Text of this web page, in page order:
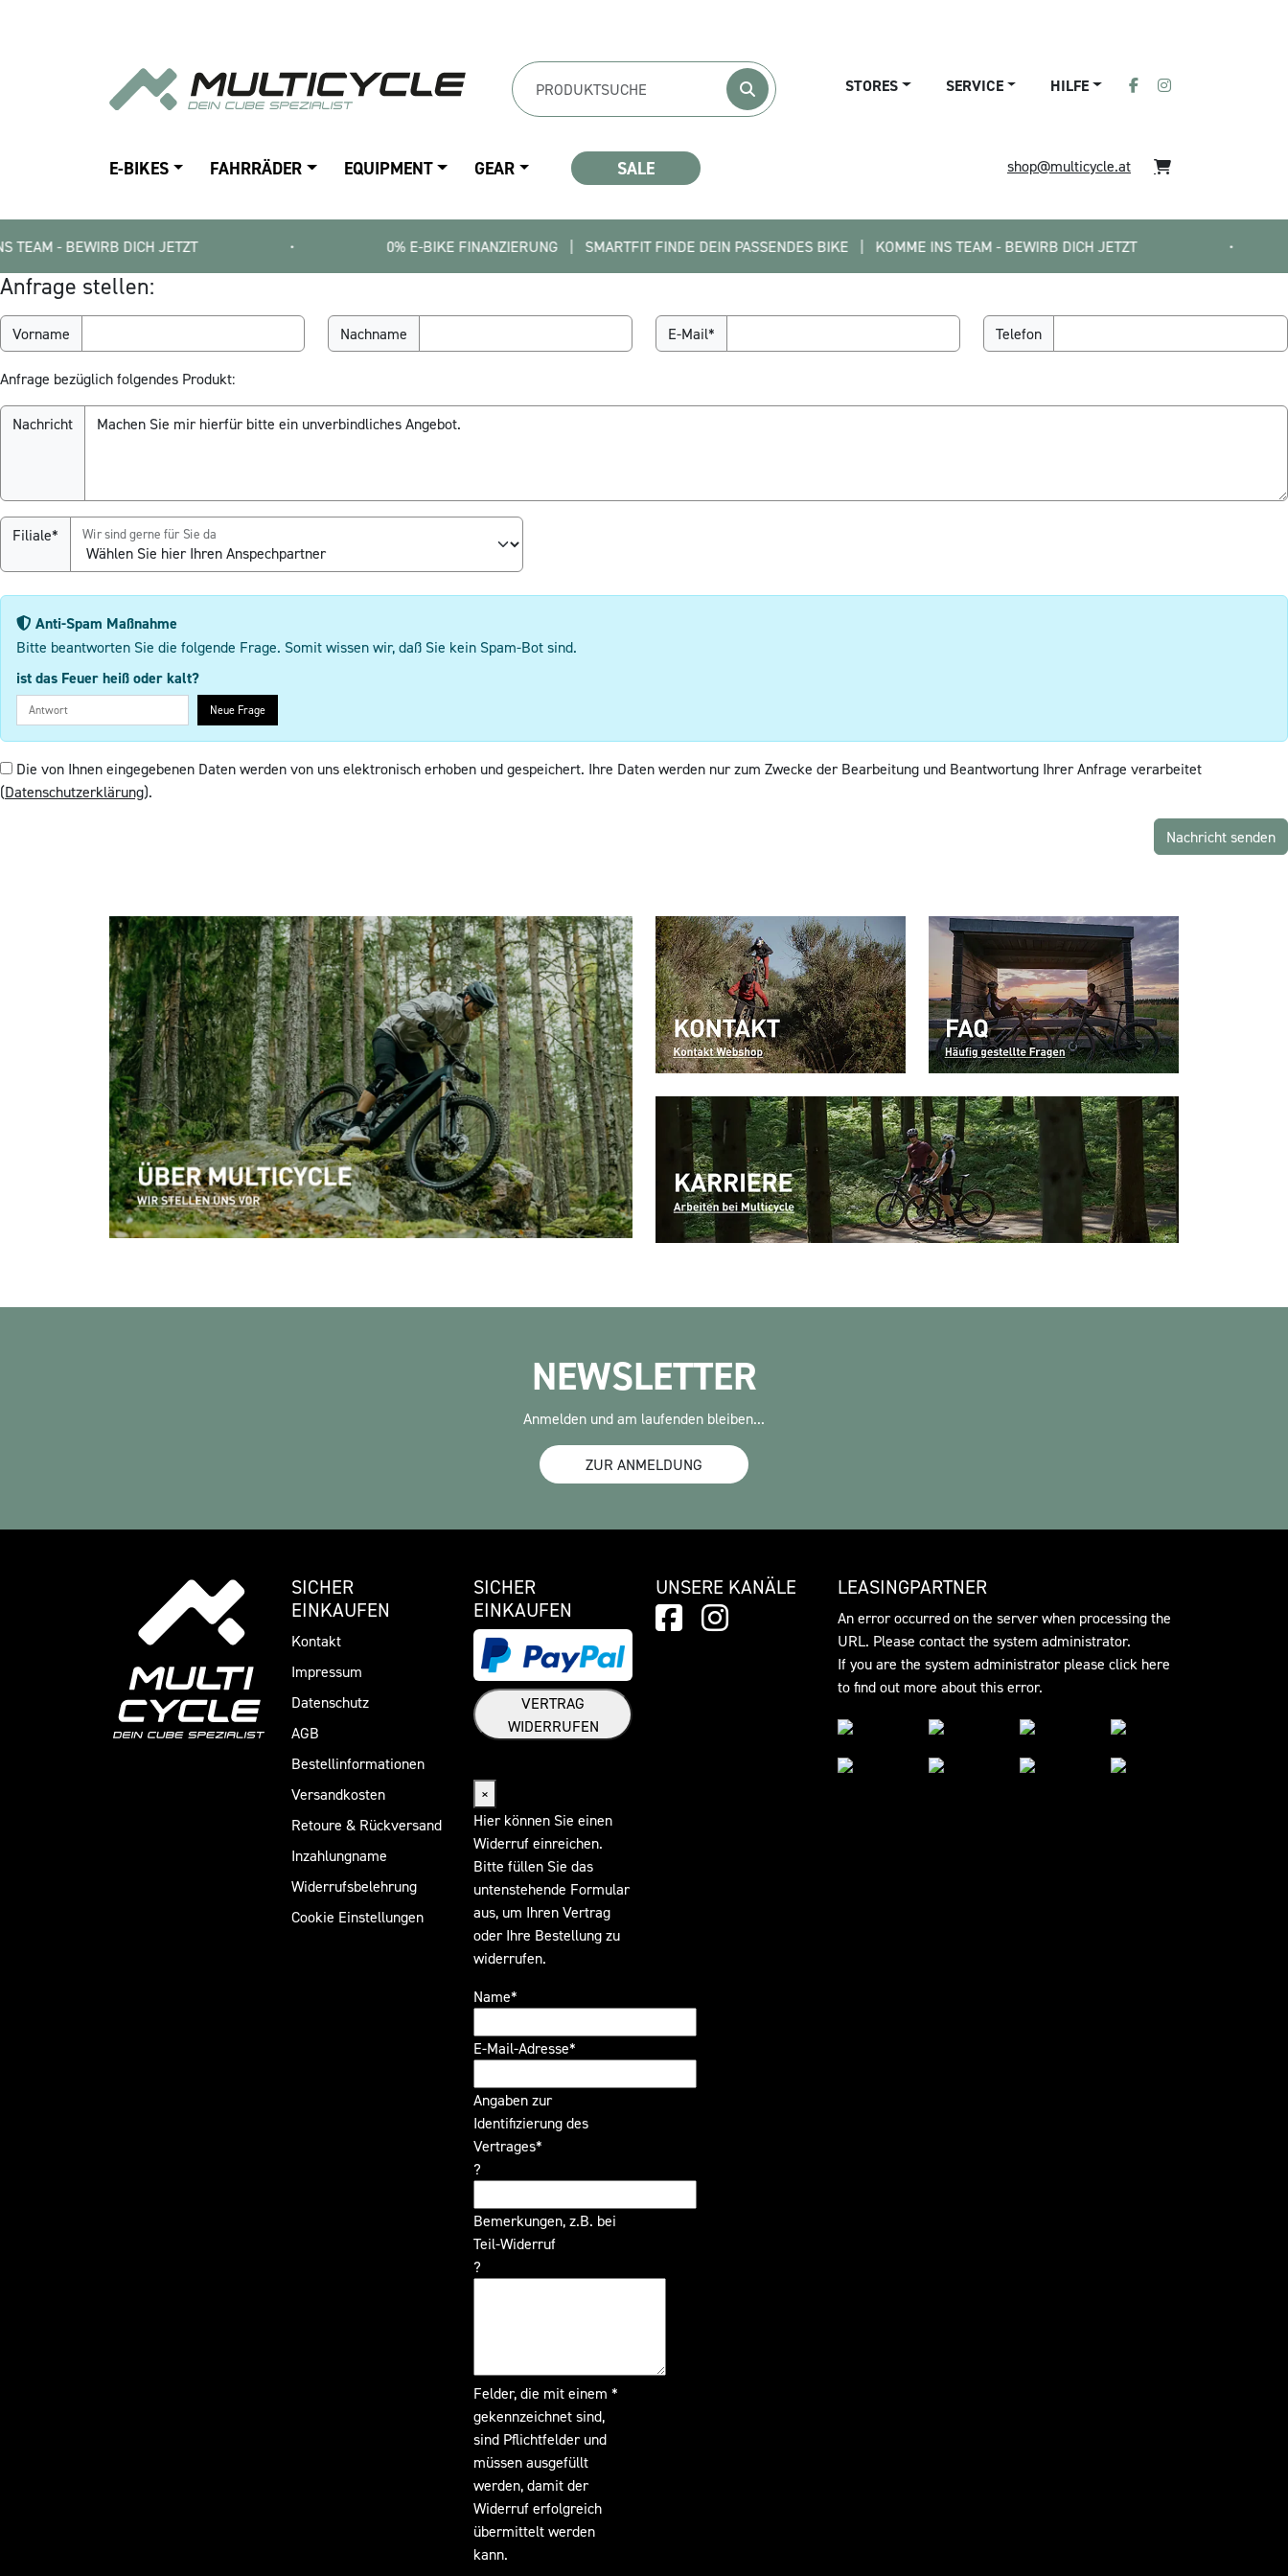
STORES SERVICE HILFE
E-BIKES FAHRRÄDER EQUIPMENT GEAR SALE shop@multicycle.at
DICH JETZT 0% E-BIKE FINANZIERUNG   |   SMARTFIT FINDE DEIN PASSENDES BIKE   |   KOMME INS TEAM - BEWIRB DICH JETZT
Anfrage stellen:
Vorname Nachname E-Mail* Telefon
Anfrage bezüglich folgendes Produkt:
Nachricht
Filiale* Wir sind gerne für Sie da
Anti-Spam Maßnahme
Bitte beantworten Sie die folgende Frage. Somit wissen wir, daß Sie kein Spam-Bot sind.
ist das Feuer heiß oder kalt?
Neue Frage
Die von Ihnen eingegebenen Daten werden von uns elektronisch erhoben und gespeichert. Ihre Daten werden nur zum Zwecke der Bearbeitung und Beantwortung Ihrer Anfrage verarbeitet
(Datenschutzerklärung).
Nachricht senden
NEWSLETTER
Anmelden und am laufenden bleiben...
ZUR ANMELDUNG
SICHER
EINKAUFEN
Kontakt
Impressum
Datenschutz
AGB
Bestellinformationen
Versandkosten
Retoure & Rückversand
Inzahlungname
Widerrufsbelehrung
Cookie Einstellungen
SICHER
EINKAUFEN
VERTRAG
WIDERRUFEN
×
Hier können Sie einen
Widerruf einreichen.
Bitte füllen Sie das
untenstehende Formular
aus, um Ihren Vertrag
oder Ihre Bestellung zu
widerrufen.
Name*
E-Mail-Adresse*
Angaben zur
Identifizierung des
Vertrages*
?
Bemerkungen, z.B. bei
Teil-Widerruf
?
Felder, die mit einem *
gekennzeichnet sind,
sind Pflichtfelder und
müssen ausgefüllt
werden, damit der
Widerruf erfolgreich
übermittelt werden
kann.
UNSERE KANÄLE LEASINGPARTNER
An error occurred on the server when processing the
URL. Please contact the system administrator.
If you are the system administrator please click here
to find out more about this error.